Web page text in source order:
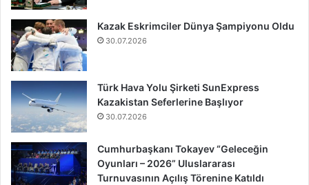
Kazak Eskrimciler Dünya Şampiyonu Oldu
30.07.2026
Türk Hava Yolu Şirketi SunExpress
Kazakistan Seferlerine Başlıyor
30.07.2026
Cumhurbaşkanı Tokayev “Geleceğin
Oyunları – 2026” Uluslararası
Turnuvasının Açılış Törenine Katıldı